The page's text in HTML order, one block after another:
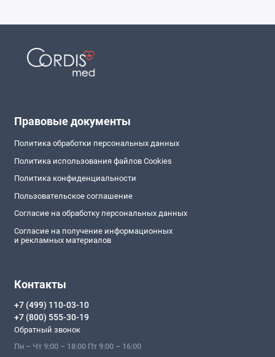
Правовые документы
Политика обработки персональных данных
Политика использования файлов Cookies
Политика конфиденциальности
Пользовательское соглашение
Согласие на обработку персональных данных
Согласие на получение информационных
и рекламных материалов
Контакты
+7 (499) 110-03-10
+7 (800) 555-30-19
Обратный звонок
Пн – Чт 9:00 – 18:00 Пт 9:00 – 16:00